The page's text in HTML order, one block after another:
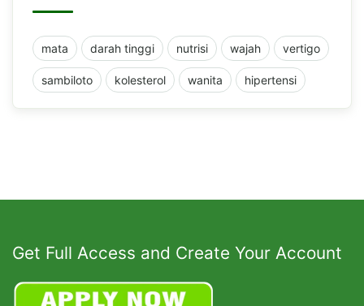
mata darah tinggi nutrisi wajah vertigo
sambiloto kolesterol wanita hipertensi
Get Full Access and Create Your Account